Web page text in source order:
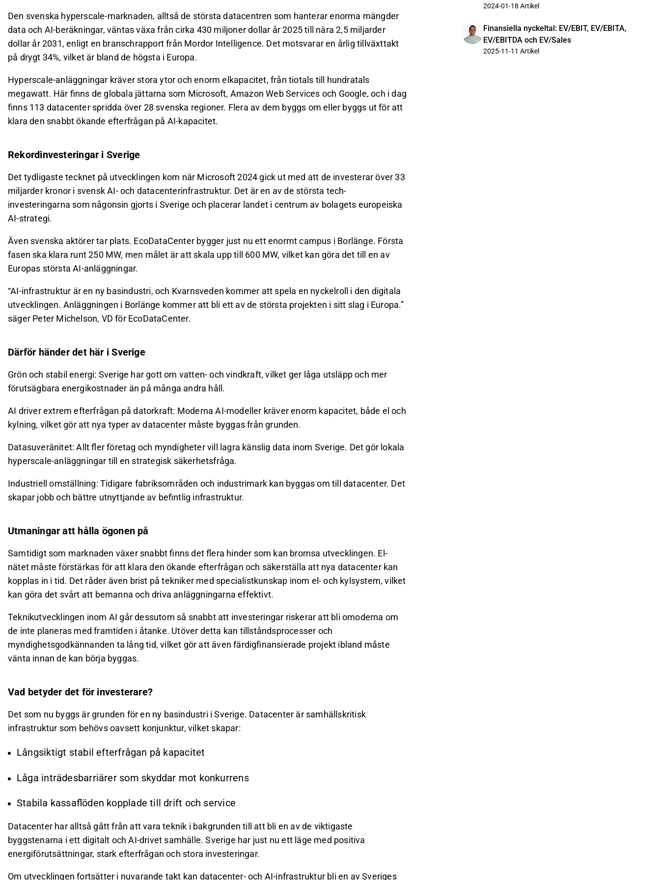
Den svenska hyperscale-marknaden, alltså de största datacentren som hanterar enorma mängder
data och AI-beräkningar, väntas växa från cirka 430 miljoner dollar år 2025 till nära 2,5 miljarder
dollar år 2031, enligt en branschrapport från Mordor Intelligence. Det motsvarar en årlig tillväxttakt
på drygt 34%, vilket är bland de högsta i Europa.
Hyperscale-anläggningar kräver stora ytor och enorm elkapacitet, från tiotals till hundratals
megawatt. Här finns de globala jättarna som Microsoft, Amazon Web Services och Google, och i dag
finns 113 datacenter spridda över 28 svenska regioner. Flera av dem byggs om eller byggs ut för att
klara den snabbt ökande efterfrågan på AI-kapacitet.
Rekordinvesteringar i Sverige
Det tydligaste tecknet på utvecklingen kom när Microsoft 2024 gick ut med att de investerar över 33
miljarder kronor i svensk AI- och datacenterinfrastruktur. Det är en av de största tech-
investeringarna som någonsin gjorts i Sverige och placerar landet i centrum av bolagets europeiska
AI-strategi.
Även svenska aktörer tar plats. EcoDataCenter bygger just nu ett enormt campus i Borlänge. Första
fasen ska klara runt 250 MW, men målet är att skala upp till 600 MW, vilket kan göra det till en av
Europas största AI-anläggningar.
“AI-infrastruktur är en ny basindustri, och Kvarnsveden kommer att spela en nyckelroll i den digitala
utvecklingen. Anläggningen i Borlänge kommer att bli ett av de största projekten i sitt slag i Europa.”
säger Peter Michelson, VD för EcoDataCenter.
Därför händer det här i Sverige
Grön och stabil energi: Sverige har gott om vatten- och vindkraft, vilket ger låga utsläpp och mer
förutsägbara energikostnader än på många andra håll.
AI driver extrem efterfrågan på datorkraft: Moderna AI-modeller kräver enorm kapacitet, både el och
kylning, vilket gör att nya typer av datacenter måste byggas från grunden.
Datasuveränitet: Allt fler företag och myndigheter vill lagra känslig data inom Sverige. Det gör lokala
hyperscale-anläggningar till en strategisk säkerhetsfråga.
Industriell omställning: Tidigare fabriksområden och industrimark kan byggas om till datacenter. Det
skapar jobb och bättre utnyttjande av befintlig infrastruktur.
Utmaningar att hålla ögonen på
Samtidigt som marknaden växer snabbt finns det flera hinder som kan bromsa utvecklingen. El-
nätet måste förstärkas för att klara den ökande efterfrågan och säkerställa att nya datacenter kan
kopplas in i tid. Det råder även brist på tekniker med specialistkunskap inom el- och kylsystem, vilket
kan göra det svårt att bemanna och driva anläggningarna effektivt.
Teknikutvecklingen inom AI går dessutom så snabbt att investeringar riskerar att bli omoderna om
de inte planeras med framtiden i åtanke. Utöver detta kan tillståndsprocesser och
myndighetsgodkännanden ta lång tid, vilket gör att även färdigfinansierade projekt ibland måste
vänta innan de kan börja byggas.
Vad betyder det för investerare?
Det som nu byggs är grunden för en ny basindustri i Sverige. Datacenter är samhällskritisk
infrastruktur som behövs oavsett konjunktur, vilket skapar:
Långsiktigt stabil efterfrågan på kapacitet
Låga inträdesbarriärer som skyddar mot konkurrens
Stabila kassaflöden kopplade till drift och service
Datacenter har alltså gått från att vara teknik i bakgrunden till att bli en av de viktigaste
byggstenarna i ett digitalt och AI-drivet samhälle. Sverige har just nu ett läge med positiva
energiförutsättningar, stark efterfrågan och stora investeringar.
Om utvecklingen fortsätter i nuvarande takt kan datacenter- och AI-infrastruktur bli en av Sveriges
2024-01-18 Artikel
Finansiella nyckeltal: EV/EBIT, EV/EBITA,
EV/EBITDA och EV/Sales
2025-11-11 Artikel